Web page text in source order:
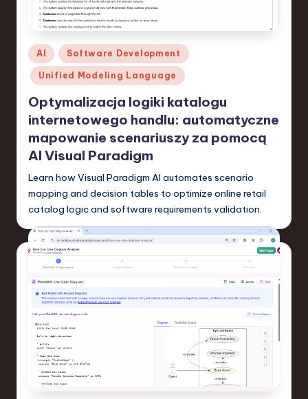
L
a
t
e
s
t
T
r
e
n
d
in
S
Posted
in
AI Software Development
Unified Modeling Language
Optymalizacja logiki katalogu
internetowego handlu: automatyczne
mapowanie scenariuszy za pomocą
AI Visual Paradigm
Learn how Visual Paradigm AI automates scenario
mapping and decision tables to optimize online retail
catalog logic and software requirements validation.